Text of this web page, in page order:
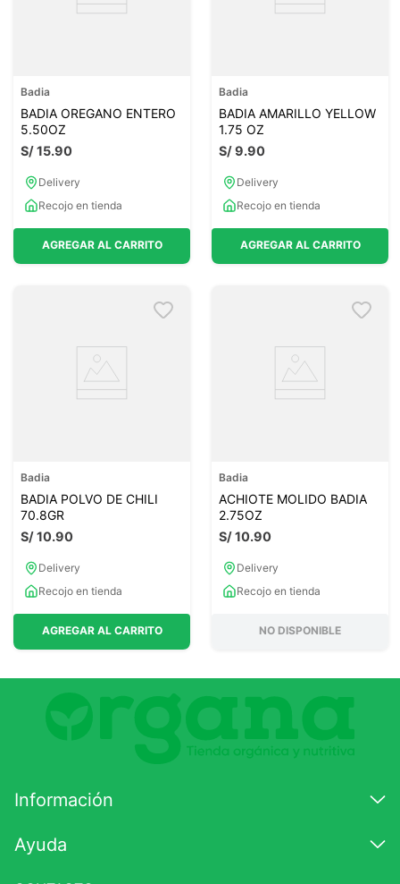
Badia
BADIA OREGANO ENTERO
5.50OZ
S/15.90
Delivery
Recojo en tienda
AGREGAR AL CARRITO
Badia
BADIA AMARILLO YELLOW
1.75 OZ
S/9.90
Delivery
Recojo en tienda
AGREGAR AL CARRITO
Badia
BADIA POLVO DE CHILI
70.8GR
S/10.90
Delivery
Recojo en tienda
AGREGAR AL CARRITO
Badia
ACHIOTE MOLIDO BADIA
2.75OZ
S/10.90
Delivery
Recojo en tienda
NO DISPONIBLE
Información
Ayuda